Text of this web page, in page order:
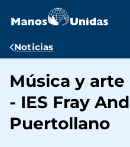
contenido
Ruta
navegación
Noticias
Música y
- IES Fray
Puertollano